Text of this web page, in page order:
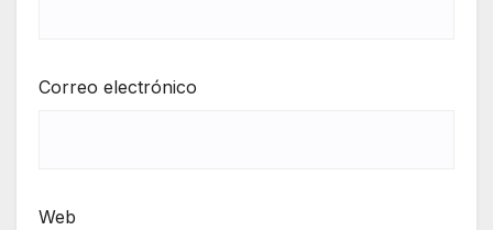
Correo electrónico
Web